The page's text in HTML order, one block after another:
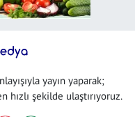
yayın yaparak;
hızlı şekilde ulaştırıyoruz.